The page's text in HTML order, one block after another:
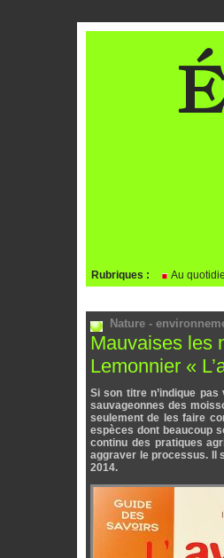
Rubriques : Au
Nature -
Mauvaises les
Lemonnier «
Si son titre n’indique
sauvageonnes des
seulement de les faire
espèces dont beaucoup
continu des pratiques
aggraver le processus. Il
2014.